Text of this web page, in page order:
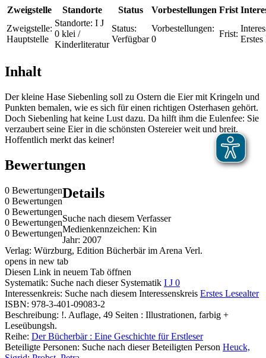
Zweigstelle Standorte Status Vorbestellungen Frist
Zweigstelle:
Hauptstelle
Standorte: I J
0 klei /
Kinderliteratur
Status:
Verfügbar
Vorbestellungen:
0
Frist:
Erstes
Inhalt
Der kleine Hase Siebenling soll zu Ostern die Eier mit Kringeln und
Punkten bemalen, wie es sich für einen richtigen Osterhasen gehört.
Doch Siebenling hat keine Lust dazu. Da hilft ihm die Eulenfee: Sie
verzaubert seine Eier in die schönsten Ostereier weit und breit.
Hoffentlich merkt das keiner!
Bewertungen
0 Bewertungen
0 Bewertungen
0 Bewertungen
0 Bewertungen
0 Bewertungen
Details
Suche nach diesem Verfasser
Medienkennzeichen: Kin
Jahr: 2007
Verlag: Würzburg, Edition Bücherbär im Arena Verl.
opens in new tab
Diesen Link in neuem Tab öffnen
Systematik: Suche nach dieser Systematik I J 0
Interessenkreis: Suche nach diesem Interessenskreis Erstes Lesealter
ISBN: 978-3-401-09083-2
Beschreibung: !. Auflage, 49 Seiten : Illustrationen, farbig +
Leseübungsh.
Reihe: Der Bücherbär : Eine Geschichte für Erstleser
Beteiligte Personen: Suche nach dieser Beteiligten Person Heuck,